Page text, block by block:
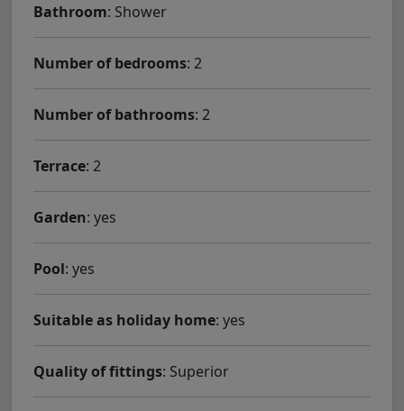
Bathroom: Shower
Number of bedrooms: 2
Number of bathrooms: 2
Terrace: 2
Garden: yes
Pool: yes
Suitable as holiday home: yes
Quality of fittings: Superior